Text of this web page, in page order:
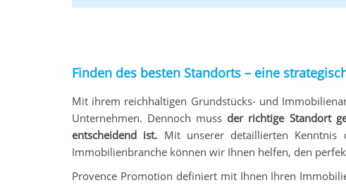
Finden des besten Standorts – eine
Mit ihrem reichhaltigen Grundstücks- und
Unternehmen. Dennoch muss der richtige Standort
entscheidend ist. Mit unserer detaillierten Kenntnis
Immobilienbranche können wir Ihnen helfen, den
Provence Promotion definiert mit Ihnen Ihren